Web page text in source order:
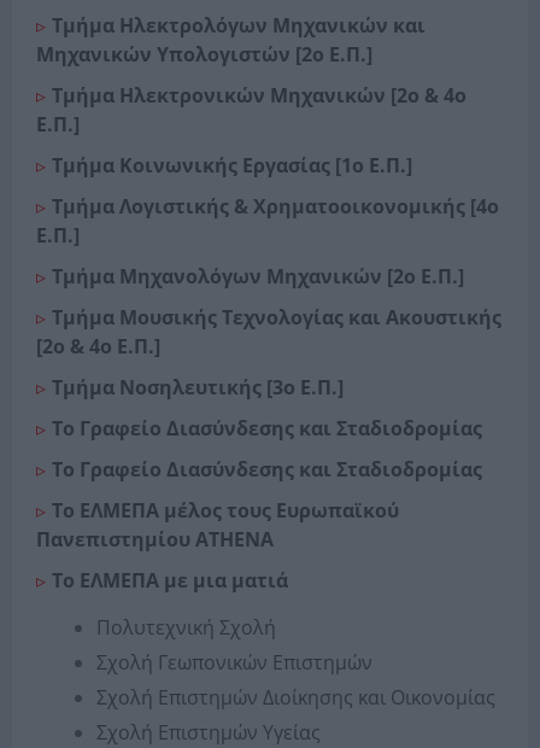
Τμήμα Ηλεκτρολόγων Μηχανικών και
Μηχανικών Υπολογιστών [2ο Ε.Π.]
Τμήμα Ηλεκτρονικών Μηχανικών [2ο & 4ο
Ε.Π.]
Τμήμα Κοινωνικής Εργασίας [1ο Ε.Π.]
Τμήμα Λογιστικής & Χρηματοοικονομικής [4ο
Ε.Π.]
Τμήμα Μηχανολόγων Μηχανικών [2ο Ε.Π.]
Τμήμα Μουσικής Τεχνολογίας και Ακουστικής
[2ο & 4ο Ε.Π.]
Τμήμα Νοσηλευτικής [3ο Ε.Π.]
Το Γραφείο Διασύνδεσης και Σταδιοδρομίας
Το Γραφείο Διασύνδεσης και Σταδιοδρομίας
Το ΕΛΜΕΠΑ μέλος τους Ευρωπαϊκού
Πανεπιστημίου ΑΤΗΕΝΑ
Το ΕΛΜΕΠΑ με μια ματιά
Πολυτεχνική Σχολή
Σχολή Γεωπονικών Επιστημών
Σχολή Επιστημών Διοίκησης και Οικονομίας
Σχολή Επιστημών Υγείας